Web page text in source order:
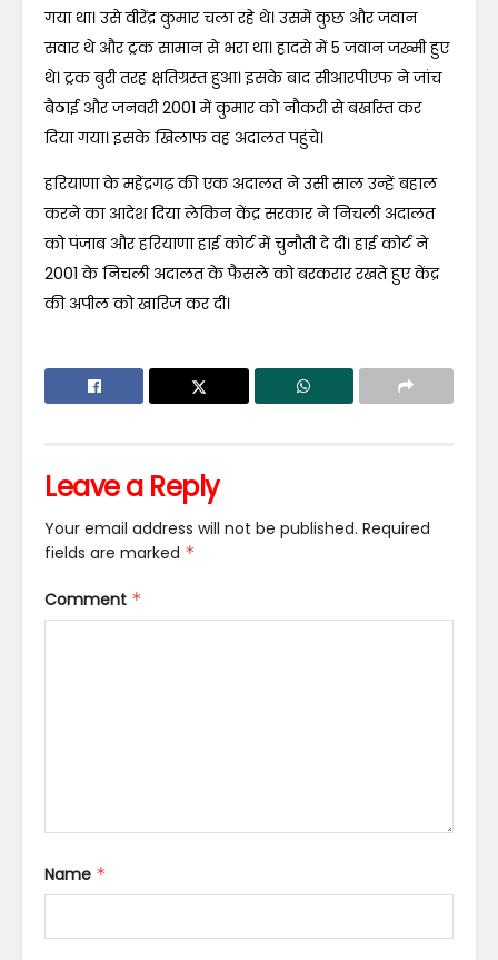
गया था। उसे वीरेंद्र कुमार चला रहे थे। उसमें कुछ और जवान
सवार थे और ट्रक सामान से भरा था। हादसे में 5 जवान जख्मी हुए
थे। ट्रक बुरी तरह क्षतिग्रस्त हुआ। इसके बाद सीआरपीएफ ने जांच
बैठाई और जनवरी 2001 में कुमार को नौकरी से बर्खास्त कर
दिया गया। इसके खिलाफ वह अदालत पहुंचे।
हरियाणा के महेंद्रगढ़ की एक अदालत ने उसी साल उन्हें बहाल
करने का आदेश दिया लेकिन केंद्र सरकार ने निचली अदालत
को पंजाब और हरियाणा हाई कोर्ट में चुनौती दे दी। हाई कोर्ट ने
2001 के निचली अदालत के फैसले को बरकरार रखते हुए केंद्र
की अपील को खारिज कर दी।
Leave a Reply
Your email address will not be published. Required
fields are marked *
Comment *
Name *